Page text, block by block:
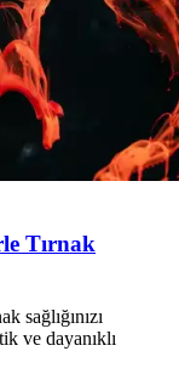
Tırnak
sağlığınızı
ve dayanıklı